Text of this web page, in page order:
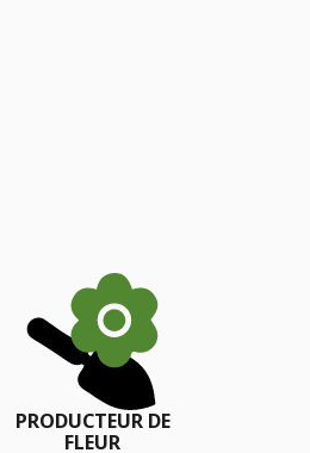
PRODUCTEUR DE
FLEUR